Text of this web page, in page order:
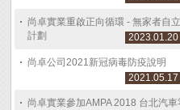
尚卓實業重啟正向循環 - 無家者自立
計劃
2023.01.20
尚卓公司2021新冠病毒防疫說明
2021.05.17
尚卓實業參加AMPA 2018 台北汽車